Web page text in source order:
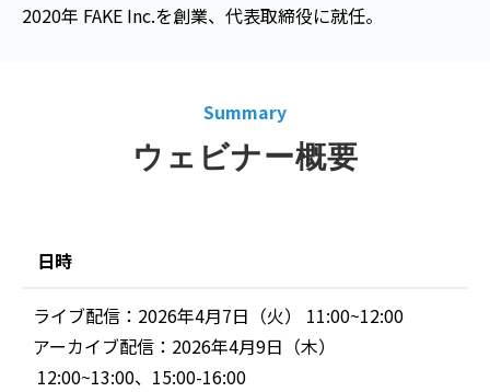
2020年 FAKE Inc.を創業、代表取締役に就任。
Summary
ウェビナー概要
日時
ライブ配信：2026年4月7日（火） 11:00~12:00
アーカイブ配信：2026年4月9日（木）
12:00~13:00、15:00-16:00